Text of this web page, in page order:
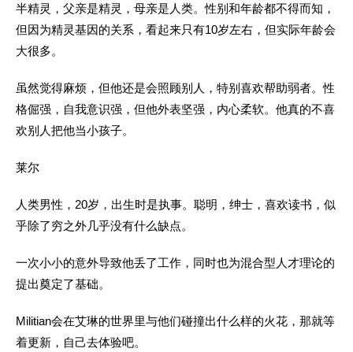
半精灵，父亲是精灵，母亲是人类。性别和年龄都不得而知，
但因为精灵基因的关系，看起来只有10岁左右，但实际年龄会
大很多。
虽然觉得麻烦，但他还是会照顾别人，特别喜欢帮助弱者。性
格倔强，自我意识强，但他外表坚强，内心柔软。他真的不喜
欢别人把他当小孩子。
莱尔
人类男性，20岁，出生时是执事。聪明，绅士，喜欢读书，似
乎除了穷之外几乎没有什么缺点。
一次小小的意外导致他丢了工作，同时也为混合型人才理论的
提出奠定了基础。
Militian会在艾琳的世界里与他们碰撞出什么样的火花，那就等
着更新，自己去体验吧。